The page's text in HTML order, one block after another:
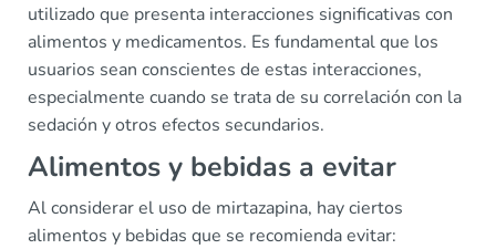
utilizado que presenta interacciones significativas con
alimentos y medicamentos. Es fundamental que los
usuarios sean conscientes de estas interacciones,
especialmente cuando se trata de su correlación con la
sedación y otros efectos secundarios.
Alimentos y bebidas a evitar
Al considerar el uso de mirtazapina, hay ciertos
alimentos y bebidas que se recomienda evitar: